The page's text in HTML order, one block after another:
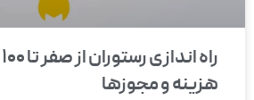
هزینه و مجوزها